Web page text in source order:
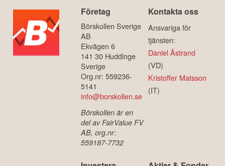
Företag
Börskollen Sverige
AB
Ekvägen 6
141 30 Huddinge
Sverige
Org.nr: 559236-
5141
info@borskollen.se
Börskollen är en
del av FairValue FV
AB, org.nr:
559187-7732
Kontakta oss
Ansvariga för
tjänsten:
Daniel Åstrand
(VD)
Kristoffer Matsson
(IT)